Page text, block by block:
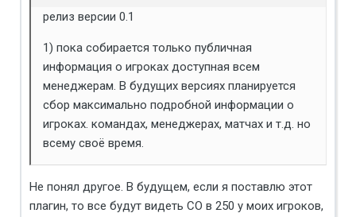
релиз версии 0.1
1) пока собирается только публичная
информация о игроках доступная всем
менеджерам. В будущих версиях планируется
сбор максимально подробной информации о
игроках. командах, менеджерах, матчах и т.д. но
всему своё время.
Не понял другое. В будущем, если я поставлю этот
плагин, то все будут видеть СО в 250 у моих игроков,